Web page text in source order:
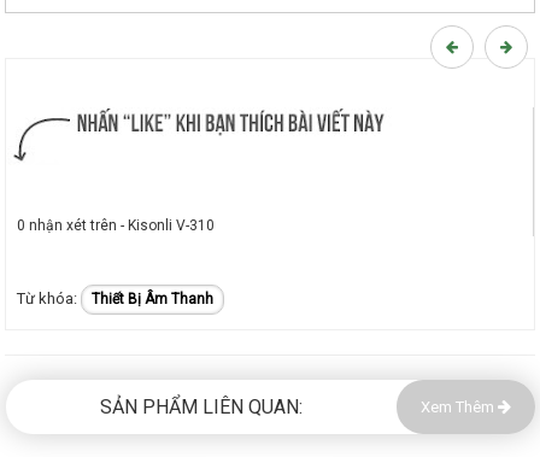
0 nhận xét trên - Kisonli V-310
Thiết Bị Âm Thanh
SẢN PHẨM LIÊN QUAN: Xem Thêm